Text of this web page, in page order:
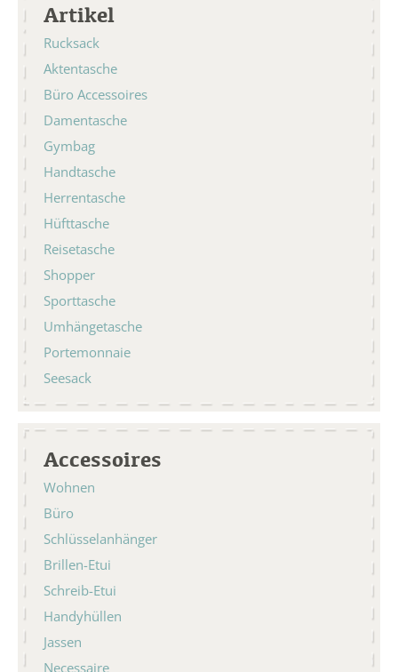
Artikel
Rucksack
Aktentasche
Büro Accessoires
Damentasche
Gymbag
Handtasche
Herrentasche
Hüfttasche
Reisetasche
Shopper
Sporttasche
Umhängetasche
Portemonnaie
Seesack
Accessoires
Wohnen
Büro
Schlüsselanhänger
Brillen-Etui
Schreib-Etui
Handyhüllen
Jassen
Necessaire